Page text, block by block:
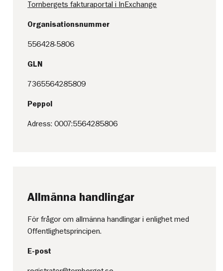
Tornbergets fakturaportal i InExchange
Organisationsnummer
556428-5806
GLN
7365564285809
Peppol
Adress: 0007:5564285806
Allmänna handlingar
För frågor om allmänna handlingar i enlighet med
Offentlighetsprincipen.
E-post